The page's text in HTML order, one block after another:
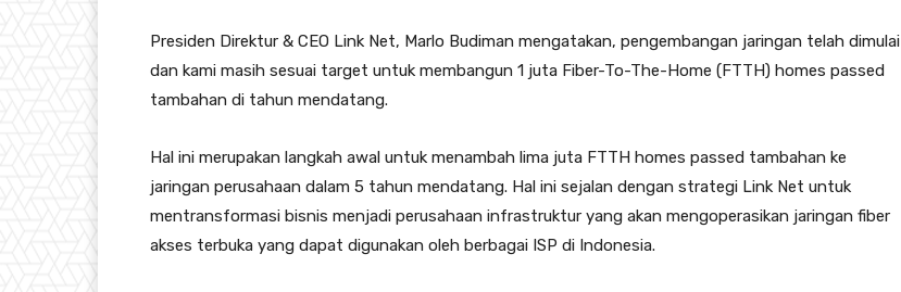
Presiden Direktur & CEO Link Net, Marlo Budiman mengatakan, pengembangan jaringan telah dimulai
dan kami masih sesuai target untuk membangun 1 juta Fiber-To-The-Home (FTTH) homes passed
tambahan di tahun mendatang.
Hal ini merupakan langkah awal untuk menambah lima juta FTTH homes passed tambahan ke
jaringan perusahaan dalam 5 tahun mendatang. Hal ini sejalan dengan strategi Link Net untuk
mentransformasi bisnis menjadi perusahaan infrastruktur yang akan mengoperasikan jaringan fiber
akses terbuka yang dapat digunakan oleh berbagai ISP di Indonesia.